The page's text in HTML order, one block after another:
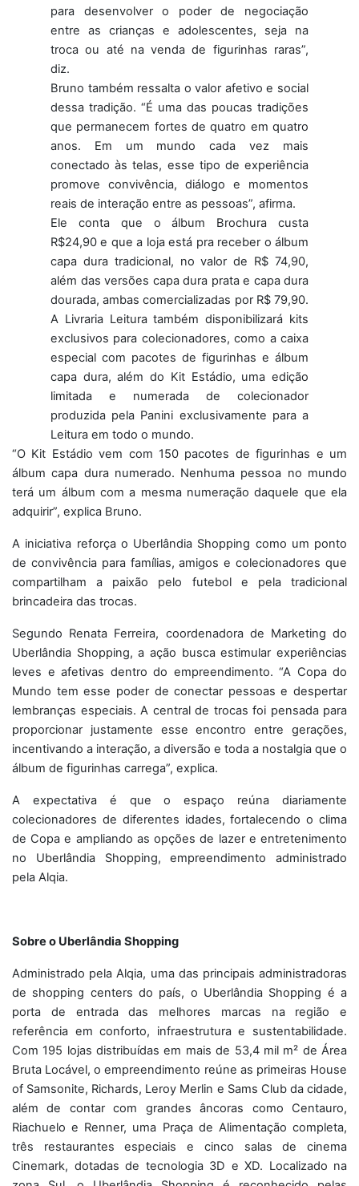
para desenvolver o poder de negociação
entre as crianças e adolescentes, seja na
troca ou até na venda de figurinhas raras”,
diz.
Bruno também ressalta o valor afetivo e social
dessa tradição. “É uma das poucas tradições
que permanecem fortes de quatro em quatro
anos. Em um mundo cada vez mais
conectado às telas, esse tipo de experiência
promove convivência, diálogo e momentos
reais de interação entre as pessoas”, afirma.
Ele conta que o álbum Brochura custa
R$24,90 e que a loja está pra receber o álbum
capa dura tradicional, no valor de R$ 74,90,
além das versões capa dura prata e capa dura
dourada, ambas comercializadas por R$ 79,90.
A Livraria Leitura também disponibilizará kits
exclusivos para colecionadores, como a caixa
especial com pacotes de figurinhas e álbum
capa dura, além do Kit Estádio, uma edição
limitada e numerada de colecionador
produzida pela Panini exclusivamente para a
Leitura em todo o mundo.
“O Kit Estádio vem com 150 pacotes de figurinhas e um
álbum capa dura numerado. Nenhuma pessoa no mundo
terá um álbum com a mesma numeração daquele que ela
adquirir”, explica Bruno.
A iniciativa reforça o Uberlândia Shopping como um ponto
de convivência para famílias, amigos e colecionadores que
compartilham a paixão pelo futebol e pela tradicional
brincadeira das trocas.
Segundo Renata Ferreira, coordenadora de Marketing do
Uberlândia Shopping, a ação busca estimular experiências
leves e afetivas dentro do empreendimento. “A Copa do
Mundo tem esse poder de conectar pessoas e despertar
lembranças especiais. A central de trocas foi pensada para
proporcionar justamente esse encontro entre gerações,
incentivando a interação, a diversão e toda a nostalgia que o
álbum de figurinhas carrega”, explica.
A expectativa é que o espaço reúna diariamente
colecionadores de diferentes idades, fortalecendo o clima
de Copa e ampliando as opções de lazer e entretenimento
no Uberlândia Shopping, empreendimento administrado
pela Alqia.
Sobre o Uberlândia Shopping
Administrado pela Alqia, uma das principais administradoras
de shopping centers do país, o Uberlândia Shopping é a
porta de entrada das melhores marcas na região e
referência em conforto, infraestrutura e sustentabilidade.
Com 195 lojas distribuídas em mais de 53,4 mil m² de Área
Bruta Locável, o empreendimento reúne as primeiras House
of Samsonite, Richards, Leroy Merlin e Sams Club da cidade,
além de contar com grandes âncoras como Centauro,
Riachuelo e Renner, uma Praça de Alimentação completa,
três restaurantes especiais e cinco salas de cinema
Cinemark, dotadas de tecnologia 3D e XD. Localizado na